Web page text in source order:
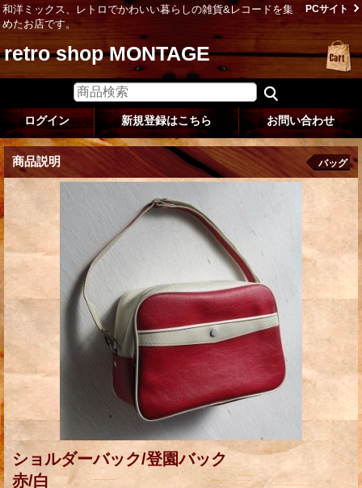
和洋ミックス、レトロでかわいい暮らしの雑貨&レコードを集
めたお店です。
PCサイト
retro shop MONTAGE
ログイン 新規登録はこちら お問い合わせ
商品説明 バッグ
ショルダーバック/登園バック
赤/白